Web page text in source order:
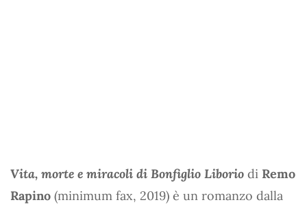
Vita, morte e miracoli di Bonfiglio Liborio di Remo
Rapino (minimum fax, 2019) è un romanzo dalla